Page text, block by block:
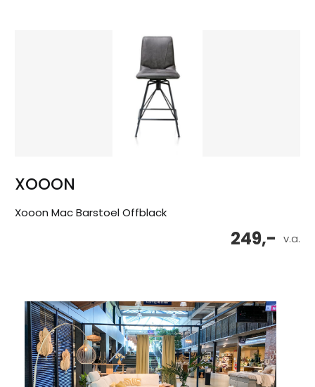
XOOON
Xooon Mac Barstoel Offblack
v.a.
249,-